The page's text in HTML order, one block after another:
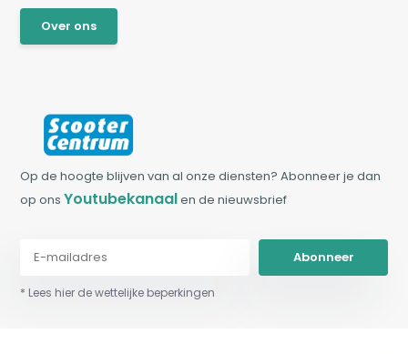
Over ons
Op de hoogte blijven van al onze diensten? Abonneer je dan
op onsYoutubekanaalen de nieuwsbrief
Abonneer
* Lees hier de wettelijke beperkingen